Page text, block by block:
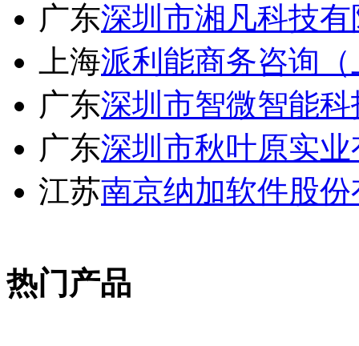
广东深圳市湘凡科技
上海派利能商务咨询
广东深圳市智微智能
广东深圳市秋叶原实
江苏南京纳加软件股
热门产品